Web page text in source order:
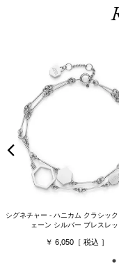
シグネチャー - ハニカム クラシッ
ェーン シルバー ブレスレッ
6,050